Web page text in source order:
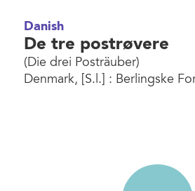
Danish
De tre postrøvere
(Die drei Posträuber)
Denmark, [S.l.] : Berlingske